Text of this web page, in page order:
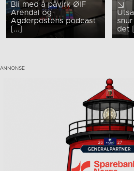
Bli med å påvirk ØIF
Arendal og
Agderpostens podcast
[...]
det